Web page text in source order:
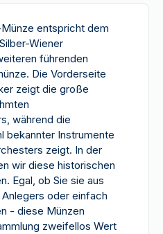
entspricht dem
Wiener
führenden
Die Vorderseite
zeigt die große
während die
bekannter Instrumente
zeigt. In der
wir diese historischen
Egal, ob Sie sie aus
oder einfach
- diese Münzen
zweifellos Wert